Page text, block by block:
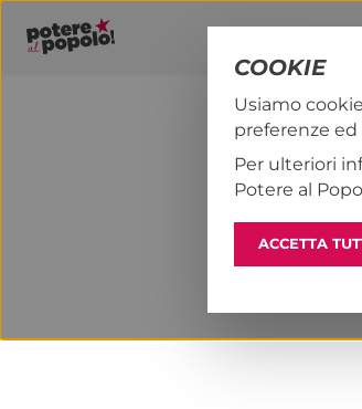
COOKIE
Usiamo
preferenze
Per ulteriori
Potere al
ACCETTA